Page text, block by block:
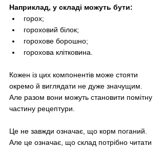
Наприклад, у складі можуть бути:
горох;
гороховий білок;
горохове борошно;
горохова клітковина.
Кожен із цих компонентів може стояти
окремо й виглядати не дуже значущим.
Але разом вони можуть становити помітну
частину рецептури.
Це не завжди означає, що корм поганий.
Але це означає, що склад потрібно читати